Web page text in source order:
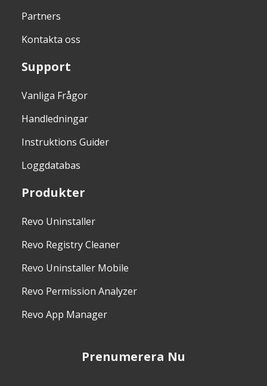
Partners
Kontakta oss
Support
Vanliga Frågor
Handledningar
Instruktions Guider
Loggdatabas
Produkter
Revo Uninstaller
Revo Registry Cleaner
Revo Uninstaller Mobile
Revo Permission Analyzer
Revo App Manager
Prenumerera Nu